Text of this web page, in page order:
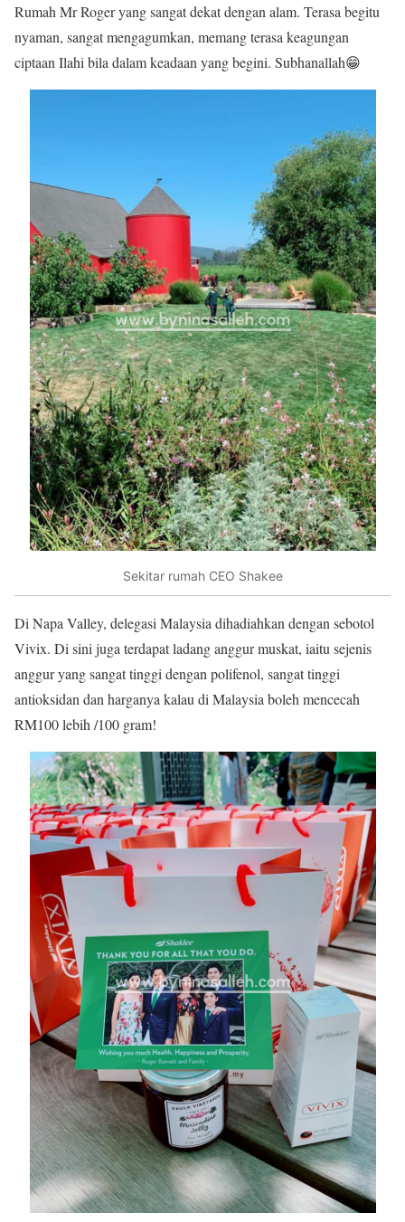
Rumah Mr Roger yang sangat dekat dengan alam. Terasa begitu
nyaman, sangat mengagumkan, memang terasa keagungan
ciptaan Ilahi bila dalam keadaan yang begini. Subhanallah😁
Sekitar rumah CEO Shakee
Di Napa Valley, delegasi Malaysia dihadiahkan dengan sebotol
Vivix. Di sini juga terdapat ladang anggur muskat, iaitu sejenis
anggur yang sangat tinggi dengan polifenol, sangat tinggi
antioksidan dan harganya kalau di Malaysia boleh mencecah
RM100 lebih /100 gram!